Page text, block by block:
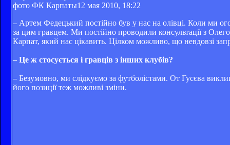
фото ФК Карпаты12 мая 2010, 18:22
– Артем Федецький постійно був у нас на олівці. Коли ми
за цим гравцем. Ми постійно проводили консультації з
Карпат, який нас цікавить. Цілком можливо, що невдовзі
– Це ж стосується і гравців з інших клубів?
– Безумовно, ми слідкуємо за футболістами. От Гусєва
його позиції теж можливі зміни.